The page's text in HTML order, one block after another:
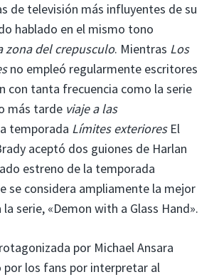
de televisión más influyentes de su
hablado en el mismo tono
zona del crepusculo. Mientras Los
no empleó regularmente escritores
con tanta frecuencia como la serie
más tarde viaje a las
temporada Límites exterioresEl
aceptó dos guiones de Harlan
estreno de la temporada
se considera ampliamente la mejor
serie, «Demon with a Glass Hand».
por Michael Ansara
por los fans por interpretar al